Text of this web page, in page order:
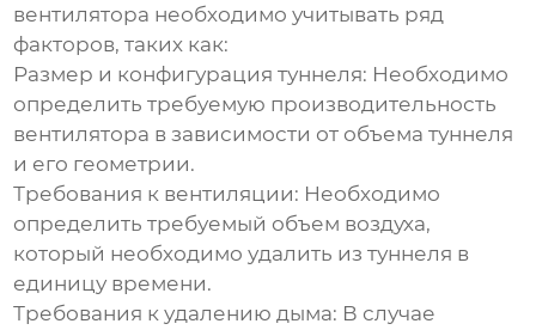
вентилятора необходимо учитывать ряд
факторов, таких как:
Размер и конфигурация туннеля: Необходимо
определить требуемую производительность
вентилятора в зависимости от объема туннеля
и его геометрии.
Требования к вентиляции: Необходимо
определить требуемый объем воздуха,
который необходимо удалить из туннеля в
единицу времени.
Требования к удалению дыма: В случае